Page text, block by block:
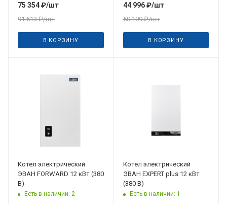
75 354₽/шт
91 613₽/шт
В КОРЗИНУ
44 996₽/шт
50 109₽/шт
В КОРЗИНУ
Котел электрический
ЭВАН FORWARD 12 кВт (380
В)
Есть в наличии: 2
Котел электрический
ЭВАН EXPERT plus 12 кВт
(380 В)
Есть в наличии: 1